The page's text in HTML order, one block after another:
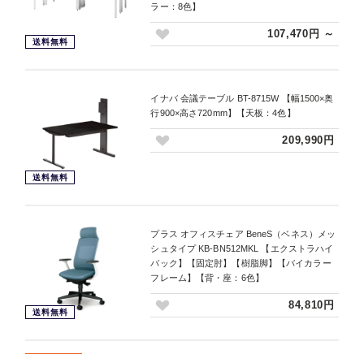
送料無料
ラー：8色】
107,470円 ～
送料無料
イナバ 会議テーブル BT-8715W 【幅1500×奥
行900×高さ720mm】【天板：4色】
209,990円
送料無料
プラス オフィスチェア BeneS（ベネス）メッ
シュタイプ KB-BN512MKL 【エクストラハイ
バック】【固定肘】【樹脂脚】【バイカラー
フレーム】【背・座：6色】
84,810円